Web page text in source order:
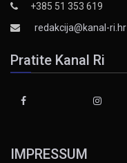
+385 51 353 619
redakcija@kanal-ri.hr
Pratite Kanal Ri
IMPRESSUM